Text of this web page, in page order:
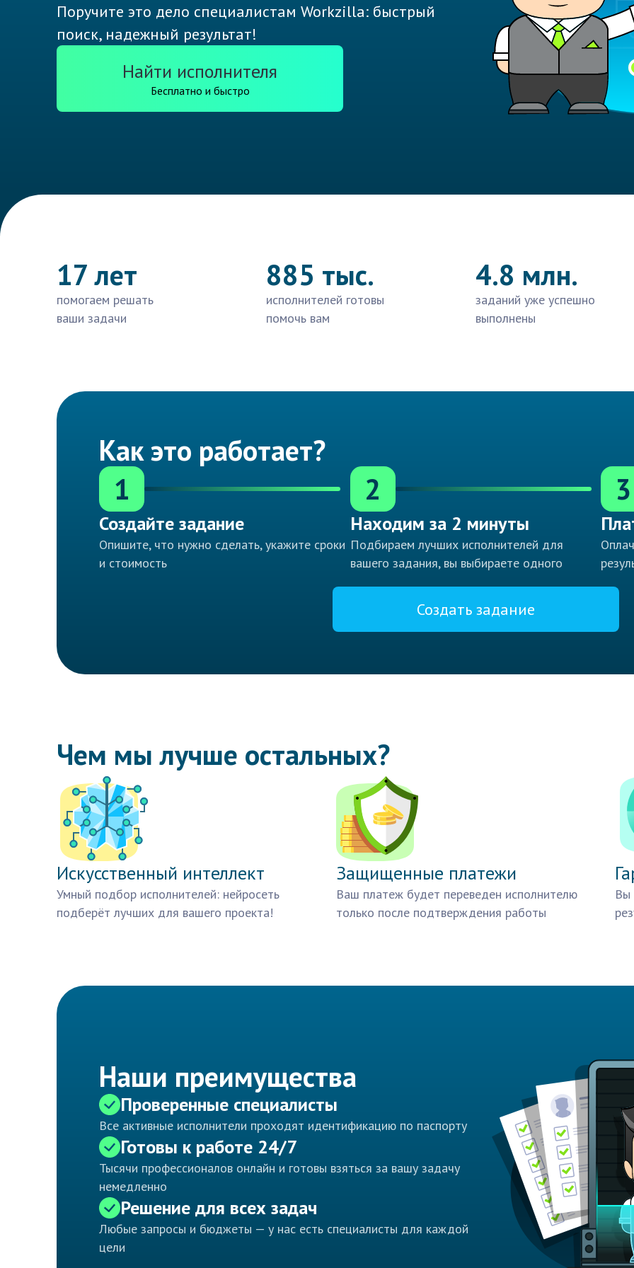
Поручите это дело специалистам Workzilla: быстрый
поиск, надежный результат!
Найти исполнителя
Бесплатно и быстро
17 лет
помогаем решать
ваши задачи
885 тыс.
исполнителей готовы
помочь вам
4.8 млн.
заданий уже успешно
выполнены
Как это работает?
1
Создайте задание
Опишите, что нужно сделать, укажите сроки
и стоимость
2
Находим за 2 минуты
Подбираем лучших исполнителей для
вашего задания, вы выбираете одного
3
Создать задание
Чем мы лучше остальных?
Искусственный интеллект
Умный подбор исполнителей: нейросеть
подберёт лучших для вашего проекта!
Защищенные платежи
Ваш платеж будет переведен исполнителю
только после подтверждения работы
Вы
Наши преимущества
Проверенные специалисты
Все активные исполнители проходят идентификацию по паспорту
Готовы к работе 24/7
Тысячи профессионалов онлайн и готовы взяться за вашу задачу
немедленно
Решение для всех задач
Любые запросы и бюджеты — у нас есть специалисты для каждой
цели